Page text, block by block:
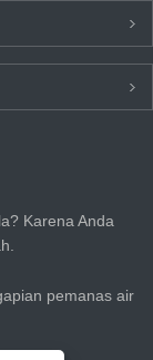
Karena Anda
pemanas air